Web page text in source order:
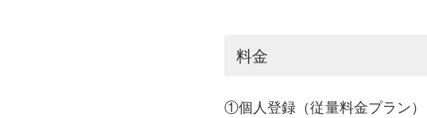
料金
①個人登録（従量料金プラン